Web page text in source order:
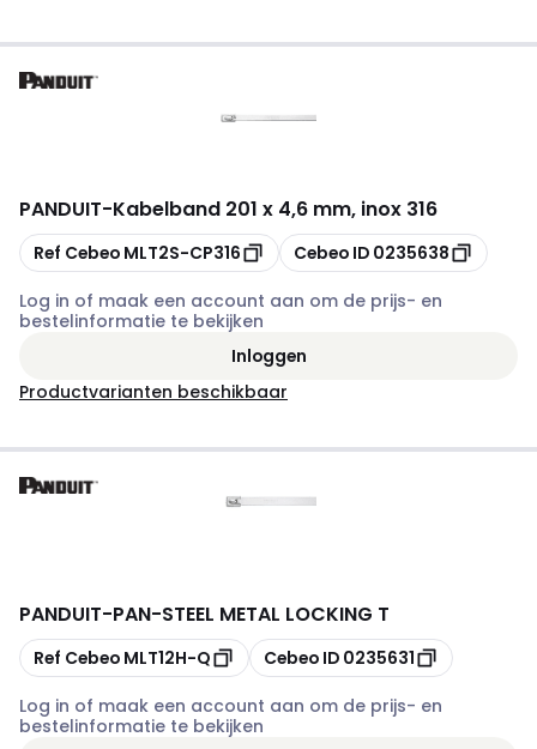
PANDUIT-Kabelband 201 x 4,6 mm, inox 316
Kopiëren
Ref Cebeo MLT2S-CP316 Kopiëren
Cebeo ID 0235638
Log in of maak een account aan om de prijs- en
bestelinformatie te bekijken
Inloggen
Productvarianten beschikbaar
PANDUIT-PAN-STEEL METAL LOCKING T
Kopiëren
Ref Cebeo MLT12H-Q Kopiëren
Cebeo ID 0235631
Log in of maak een account aan om de prijs- en
bestelinformatie te bekijken